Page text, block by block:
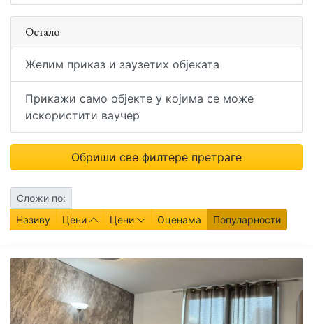
Остало
Желим приказ и заузетих објеката
Прикажи само објекте у којима се може
искористити ваучер
Обриши све филтере претраге
Сложи по:
Називу
Цени Цени Оценама Популарности